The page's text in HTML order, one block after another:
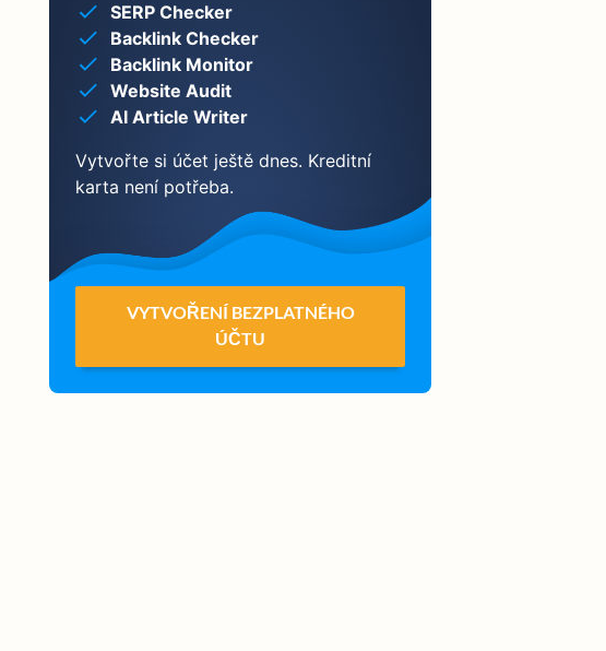
SERP Checker
Backlink Checker
Backlink Monitor
Website Audit
AI Article Writer
Vytvořte si účet ještě dnes. Kreditní
karta není potřeba.
VYTVOŘENÍ BEZPLATNÉHO
ÚČTU